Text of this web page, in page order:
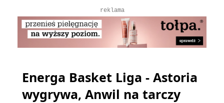
reklama
Energa Basket Liga - Astoria
wygrywa, Anwil na tarczy